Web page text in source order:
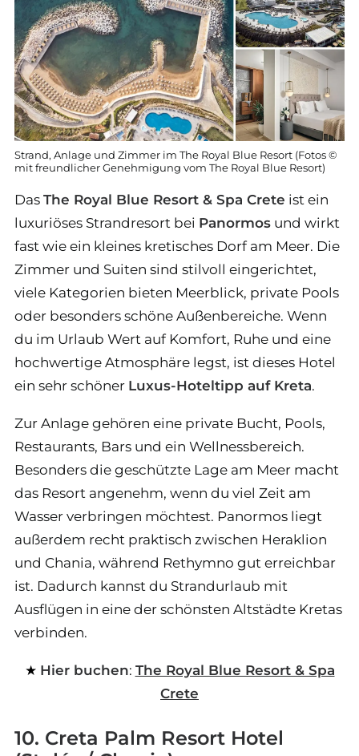
Strand, Anlage und Zimmer im The Royal Blue Resort (Fotos ©
mit freundlicher Genehmigung vom The Royal Blue Resort)
Das The Royal Blue Resort & Spa Crete ist ein
luxuriöses Strandresort bei Panormos und wirkt
fast wie ein kleines kretisches Dorf am Meer. Die
Zimmer und Suiten sind stilvoll eingerichtet,
viele Kategorien bieten Meerblick, private Pools
oder besonders schöne Außenbereiche. Wenn
du im Urlaub Wert auf Komfort, Ruhe und eine
hochwertige Atmosphäre legst, ist dieses Hotel
ein sehr schöner Luxus-Hoteltipp auf Kreta.
Zur Anlage gehören eine private Bucht, Pools,
Restaurants, Bars und ein Wellnessbereich.
Besonders die geschützte Lage am Meer macht
das Resort angenehm, wenn du viel Zeit am
Wasser verbringen möchtest. Panormos liegt
außerdem recht praktisch zwischen Heraklion
und Chania, während Rethymno gut erreichbar
ist. Dadurch kannst du Strandurlaub mit
Ausflügen in eine der schönsten Altstädte Kretas
verbinden.
Hier buchen: The Royal Blue Resort & Spa
Crete
10. Creta Palm Resort Hotel